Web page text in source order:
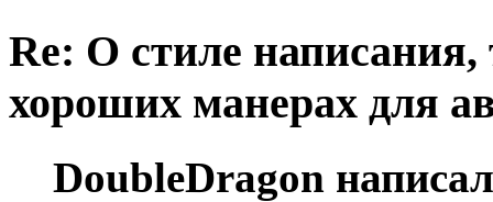
Re: О стиле
хороших манерах для
DoubleDragon